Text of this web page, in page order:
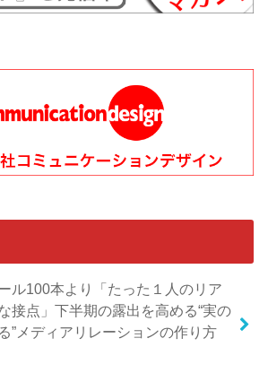
ル100本より「たった１人のリア
接点」下半期の露出を高める“実の
”メディアリレーションの作り方